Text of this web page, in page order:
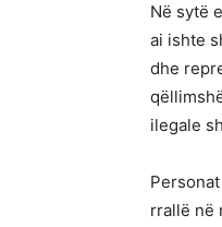
Në sytë
ai ishte
dhe
ilegale
rrallë në